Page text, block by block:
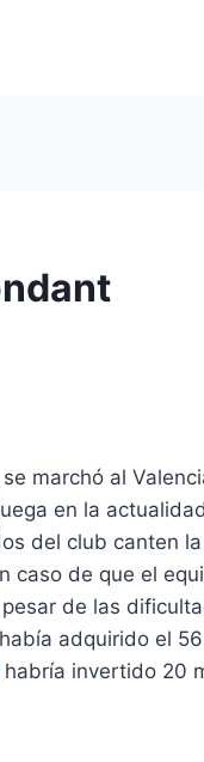
marchó al
en la
del club canten
caso de que el
de las
adquirido el
habría invertido 20